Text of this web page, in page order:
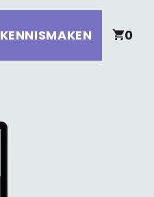
KENNISMAKEN 0